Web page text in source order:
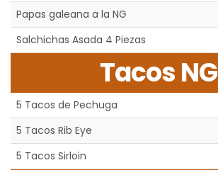
Papas galeana a la NG
Salchichas Asada 4 Piezas
Tacos NG
5 Tacos de Pechuga
5 Tacos Rib Eye
5 Tacos Sirloin